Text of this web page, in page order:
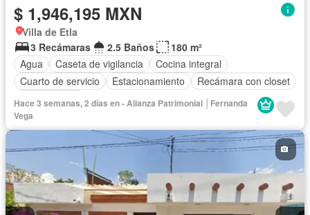
$ 1,946,195 MXN
Villa de Etla
3 Recámaras
2.5 Baños
180 m²
Agua
Caseta de vigilancia
Cocina integral
Cuarto de servicio
Estacionamiento
Recámara con closet
Sin amueblar
Hace 3 semanas, 2 días en - Alianza Patrimonial │Fernanda
Vega